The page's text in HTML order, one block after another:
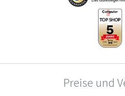
Preise und